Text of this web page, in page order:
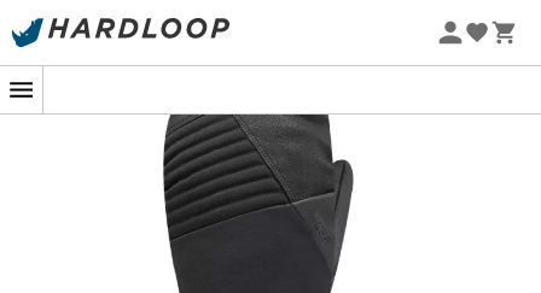
Promos d'été 🔥 -5 % EXTRA dès 2 produits* code Summer5
-5% Extra - Code Summer5